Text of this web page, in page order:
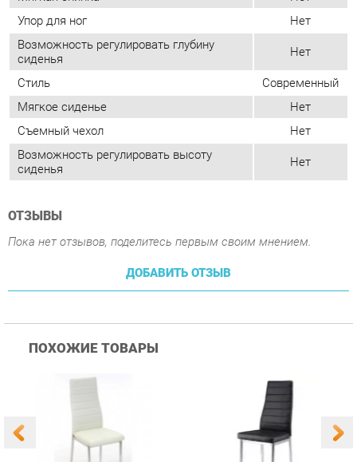
Съемный чехол
Нет
Возможность регулировать высоту
сиденья Нет
ОТЗЫВЫ
Пока нет отзывов, поделитесь первым своим мнением.
ДОБАВИТЬ ОТЗЫВ
ПОХОЖИЕ ТОВАРЫ
Купить
info@chair-ekb.ru +7 (343) 383-36-37